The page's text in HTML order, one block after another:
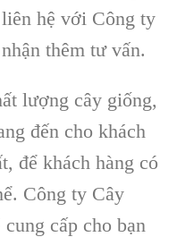
hệ với Công ty
thêm tư vấn.
lượng cây giống,
đến cho khách
để khách hàng có
Công ty Cây
cung cấp cho bạn